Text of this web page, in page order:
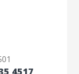
4517